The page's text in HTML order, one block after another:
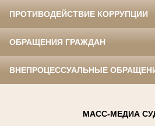
ПРОТИВОДЕЙСТВИЕ КОРРУПЦИИ
ОБРАЩЕНИЯ ГРАЖДАН
ВНЕПРОЦЕССУАЛЬНЫЕ
МАСС-МЕДИА